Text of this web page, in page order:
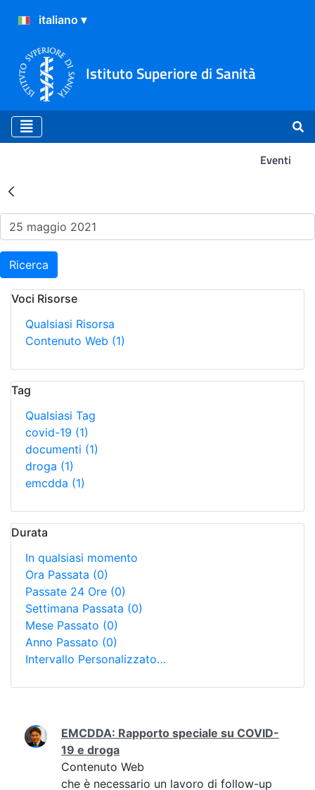
Istituto Superiore di Sanità
Eventi
Risultati della Ricerca -
Ricerca
Voci Risorse
Qualsiasi Risorsa
Contenuto Web (1)
Tag
Qualsiasi Tag
covid-19 (1)
documenti (1)
droga (1)
emcdda (1)
Durata
In qualsiasi momento
Ora Passata (0)
Passate 24 Ore (0)
Settimana Passata (0)
Mese Passato (0)
Anno Passato (0)
Intervallo Personalizzato…
Ricerca
EMCDDA: Rapporto speciale su COVID-
19 e droga
Contenuto Web
che è necessario un lavoro di follow-up